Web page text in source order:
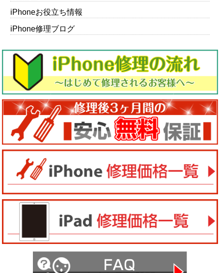
iPhoneお役立ち情報
iPhone修理ブログ